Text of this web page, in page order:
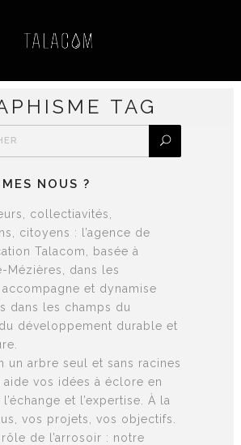
TAG
NOUS ?
collectiavités,
citoyens : l’agence de
Talacom, basée à
Mézières, dans les
et dynamise
dans les champs du
développement durable et
un arbre seul et sans racines
aide vos idées à éclore en
et l’expertise. À la
vos projets, vos objectifs.
de l’arrosoir : notre